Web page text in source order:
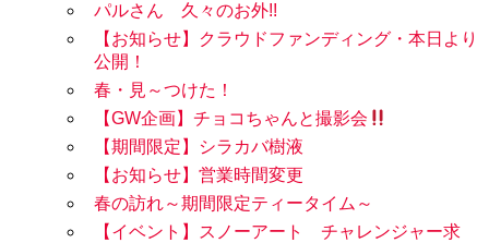
パルさん 久々のお外!!
【お知らせ】クラウドファンディング・本日より
公開！
春・見～つけた！
【GW企画】チョコちゃんと撮影会
【期間限定】シラカバ樹液
【お知らせ】営業時間変更
春の訪れ～期間限定ティータイム～
【イベント】スノーアート チャレンジャー求